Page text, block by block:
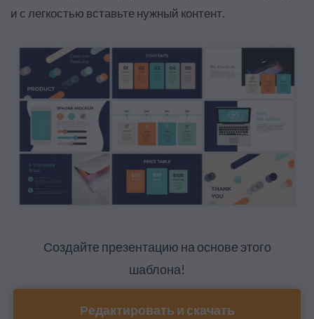
и с легкостью вставьте нужный контент.
Создайте презентацию на основе этого
шаблона!
Редактировать и скачать